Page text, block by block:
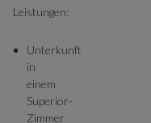
Leistungen:
Unterkunft
in
einem
Superior-
Zimmer